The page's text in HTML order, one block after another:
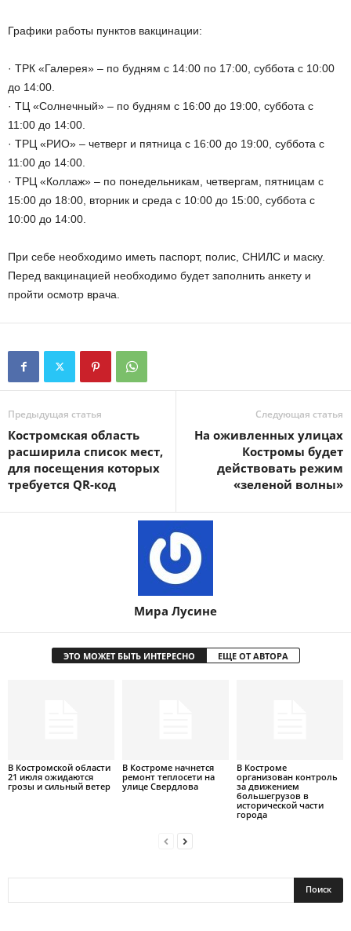
Графики работы пунктов вакцинации:
· ТРК «Галерея» – по будням с 14:00 по 17:00, суббота с 10:00
до 14:00.
· ТЦ «Солнечный» – по будням с 16:00 до 19:00, суббота с
11:00 до 14:00.
· ТРЦ «РИО» – четверг и пятница с 16:00 до 19:00, суббота с
11:00 до 14:00.
· ТРЦ «Коллаж» – по понедельникам, четвергам, пятницам с
15:00 до 18:00, вторник и среда с 10:00 до 15:00, суббота с
10:00 до 14:00.
При себе необходимо иметь паспорт, полис, СНИЛС и маску.
Перед вакцинацией необходимо будет заполнить анкету и
пройти осмотр врача.
Предыдущая статья
Костромская область
расширила список мест,
для посещения которых
требуется QR-код
Следующая статья
На оживленных улицах
Костромы будет
действовать режим
«зеленой волны»
Мира Лусине
ЭТО МОЖЕТ БЫТЬ ИНТЕРЕСНО ЕЩЕ ОТ АВТОРА
В Костромской области
21 июля ожидаются
грозы и сильный ветер
В Костроме начнется
ремонт теплосети на
улице Свердлова
В Костроме
организован контроль
за движением
большегрузов в
исторической части
города